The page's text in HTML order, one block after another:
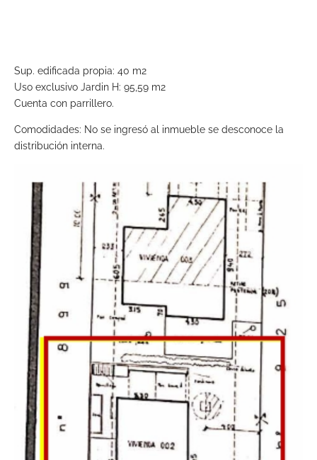
Sup. edificada propia: 40 m2
Uso exclusivo Jardin H: 95,59 m2
Cuenta con parrillero.
Comodidades: No se ingresó al inmueble se desconoce la
distribución interna.